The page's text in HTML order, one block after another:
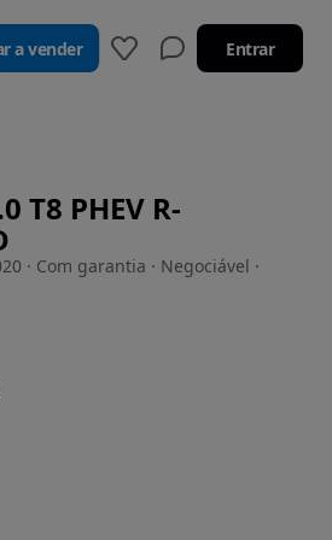
a vender Entrar
T8 PHEV R-
· Com garantia · Negociável ·